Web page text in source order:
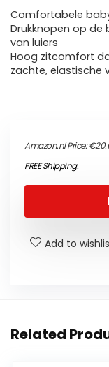
Comfortabele
Drukknopen op de
van luiers
Hoog zitcomfort
zachte, elastische
Amazon.nl Price:€
FREE Shipping.
Add to
Related